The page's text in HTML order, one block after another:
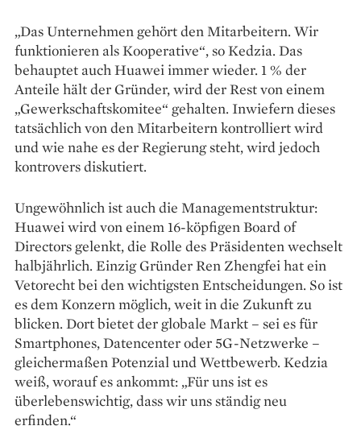
„Das Unternehmen gehört den Mitarbeitern. Wir
funktionieren als Kooperative“, so Kedzia. Das
behauptet auch Huawei immer wieder. 1 % der
Anteile hält der Gründer, wird der Rest von einem
„Gewerkschaftskomitee“ gehalten. Inwiefern dieses
tatsächlich von den Mitarbeitern kontrolliert wird
und wie nahe es der Regierung steht, wird jedoch
kontrovers diskutiert.
Ungewöhnlich ist auch die Managementstruktur:
Huawei wird von einem 16-köpfigen Board of
Directors gelenkt, die Rolle des Präsidenten wechselt
halbjährlich. Einzig Gründer Ren Zhengfei hat ein
Vetorecht bei den wichtigsten Entscheidungen. So ist
es dem Konzern möglich, weit in die Zukunft zu
blicken. Dort bietet der globale Markt – sei es für
Smartphones, Datencenter oder 5G-Netzwerke –
gleichermaßen Potenzial und Wettbewerb. Kedzia
weiß, worauf es ankommt: „Für uns ist es
überlebenswichtig, dass wir uns ständig neu
erfinden.“